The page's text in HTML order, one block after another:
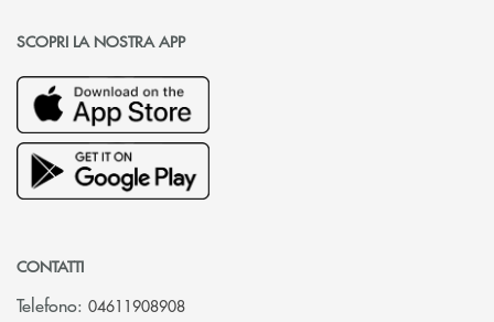
SCOPRI LA NOSTRA APP
CONTATTI
Telefono: 04611908908